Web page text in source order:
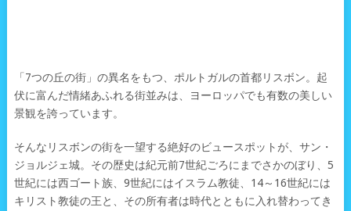
「7つの丘の街」の異名をもつ、ポルトガルの首都リスボン。起
伏に富んだ情緒あふれる街並みは、ヨーロッパでも有数の美しい
景観を誇っています。
そんなリスボンの街を一望する絶好のビュースポットが、サン・
ジョルジェ城。その歴史は紀元前7世紀ごろにまでさかのぼり、5
世紀には西ゴート族、9世紀にはイスラム教徒、14～16世紀には
キリスト教徒の王と、その所有者は時代とともに入れ替わってき